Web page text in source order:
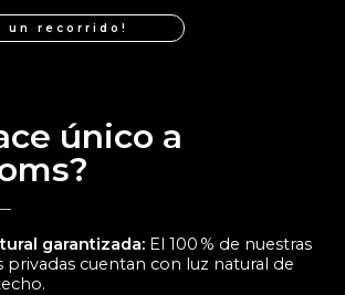
un recorrido!
único a
garantizada:El 100 % de nuestras
privadas cuentan con luz natural de